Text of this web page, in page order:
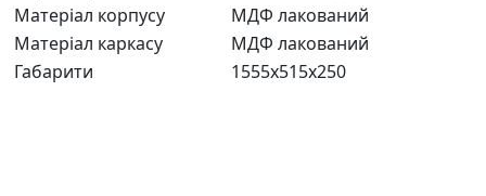
Матеріал корпусу
МДФ лакований
Матеріал каркасу
МДФ лакований
Габарити
1555x515x250